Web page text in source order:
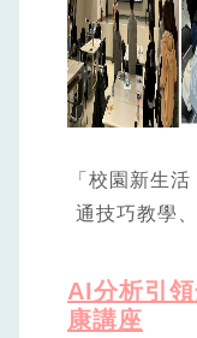
「校園新生
通技巧教學
AI分析引
康講座